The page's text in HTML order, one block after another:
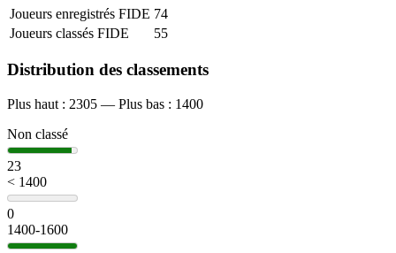
Joueurs enregistrés FIDE 74
Joueurs classés FIDE
55
Distribution des classements
Plus haut : 2305 — Plus bas : 1400
Non classé
23
< 1400
0
1400-1600